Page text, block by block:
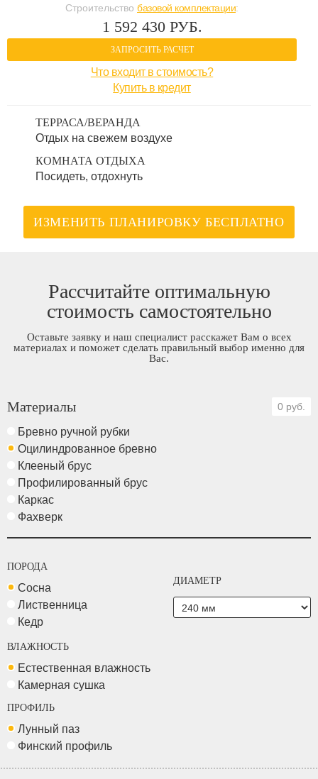
Строительство базовой комплектации:
1 592 430 РУБ.
ЗАПРОСИТЬ РАСЧЕТ
Что входит в стоимость?
Купить в кредит
ТЕРРАСА/ВЕРАНДА
Отдых на свежем воздухе
КОМНАТА ОТДЫХА
Посидеть, отдохнуть
ИЗМЕНИТЬ ПЛАНИРОВКУ БЕСПЛАТНО
Рассчитайте оптимальную
стоимость самостоятельно
Оставьте заявку и наш специалист расскажет Вам о всех
материалах и поможет сделать правильный выбор именно для
Вас.
Материалы 0 руб.
Бревно ручной рубки
Оцилиндрованное бревно
Клееный брус
Профилированный брус
Каркас
Фахверк
ПОРОДА
Сосна
Лиственница
Кедр
ДИАМЕТР
ВЛАЖНОСТЬ
Естественная влажность
Камерная сушка
ПРОФИЛЬ
Лунный паз
Финский профиль